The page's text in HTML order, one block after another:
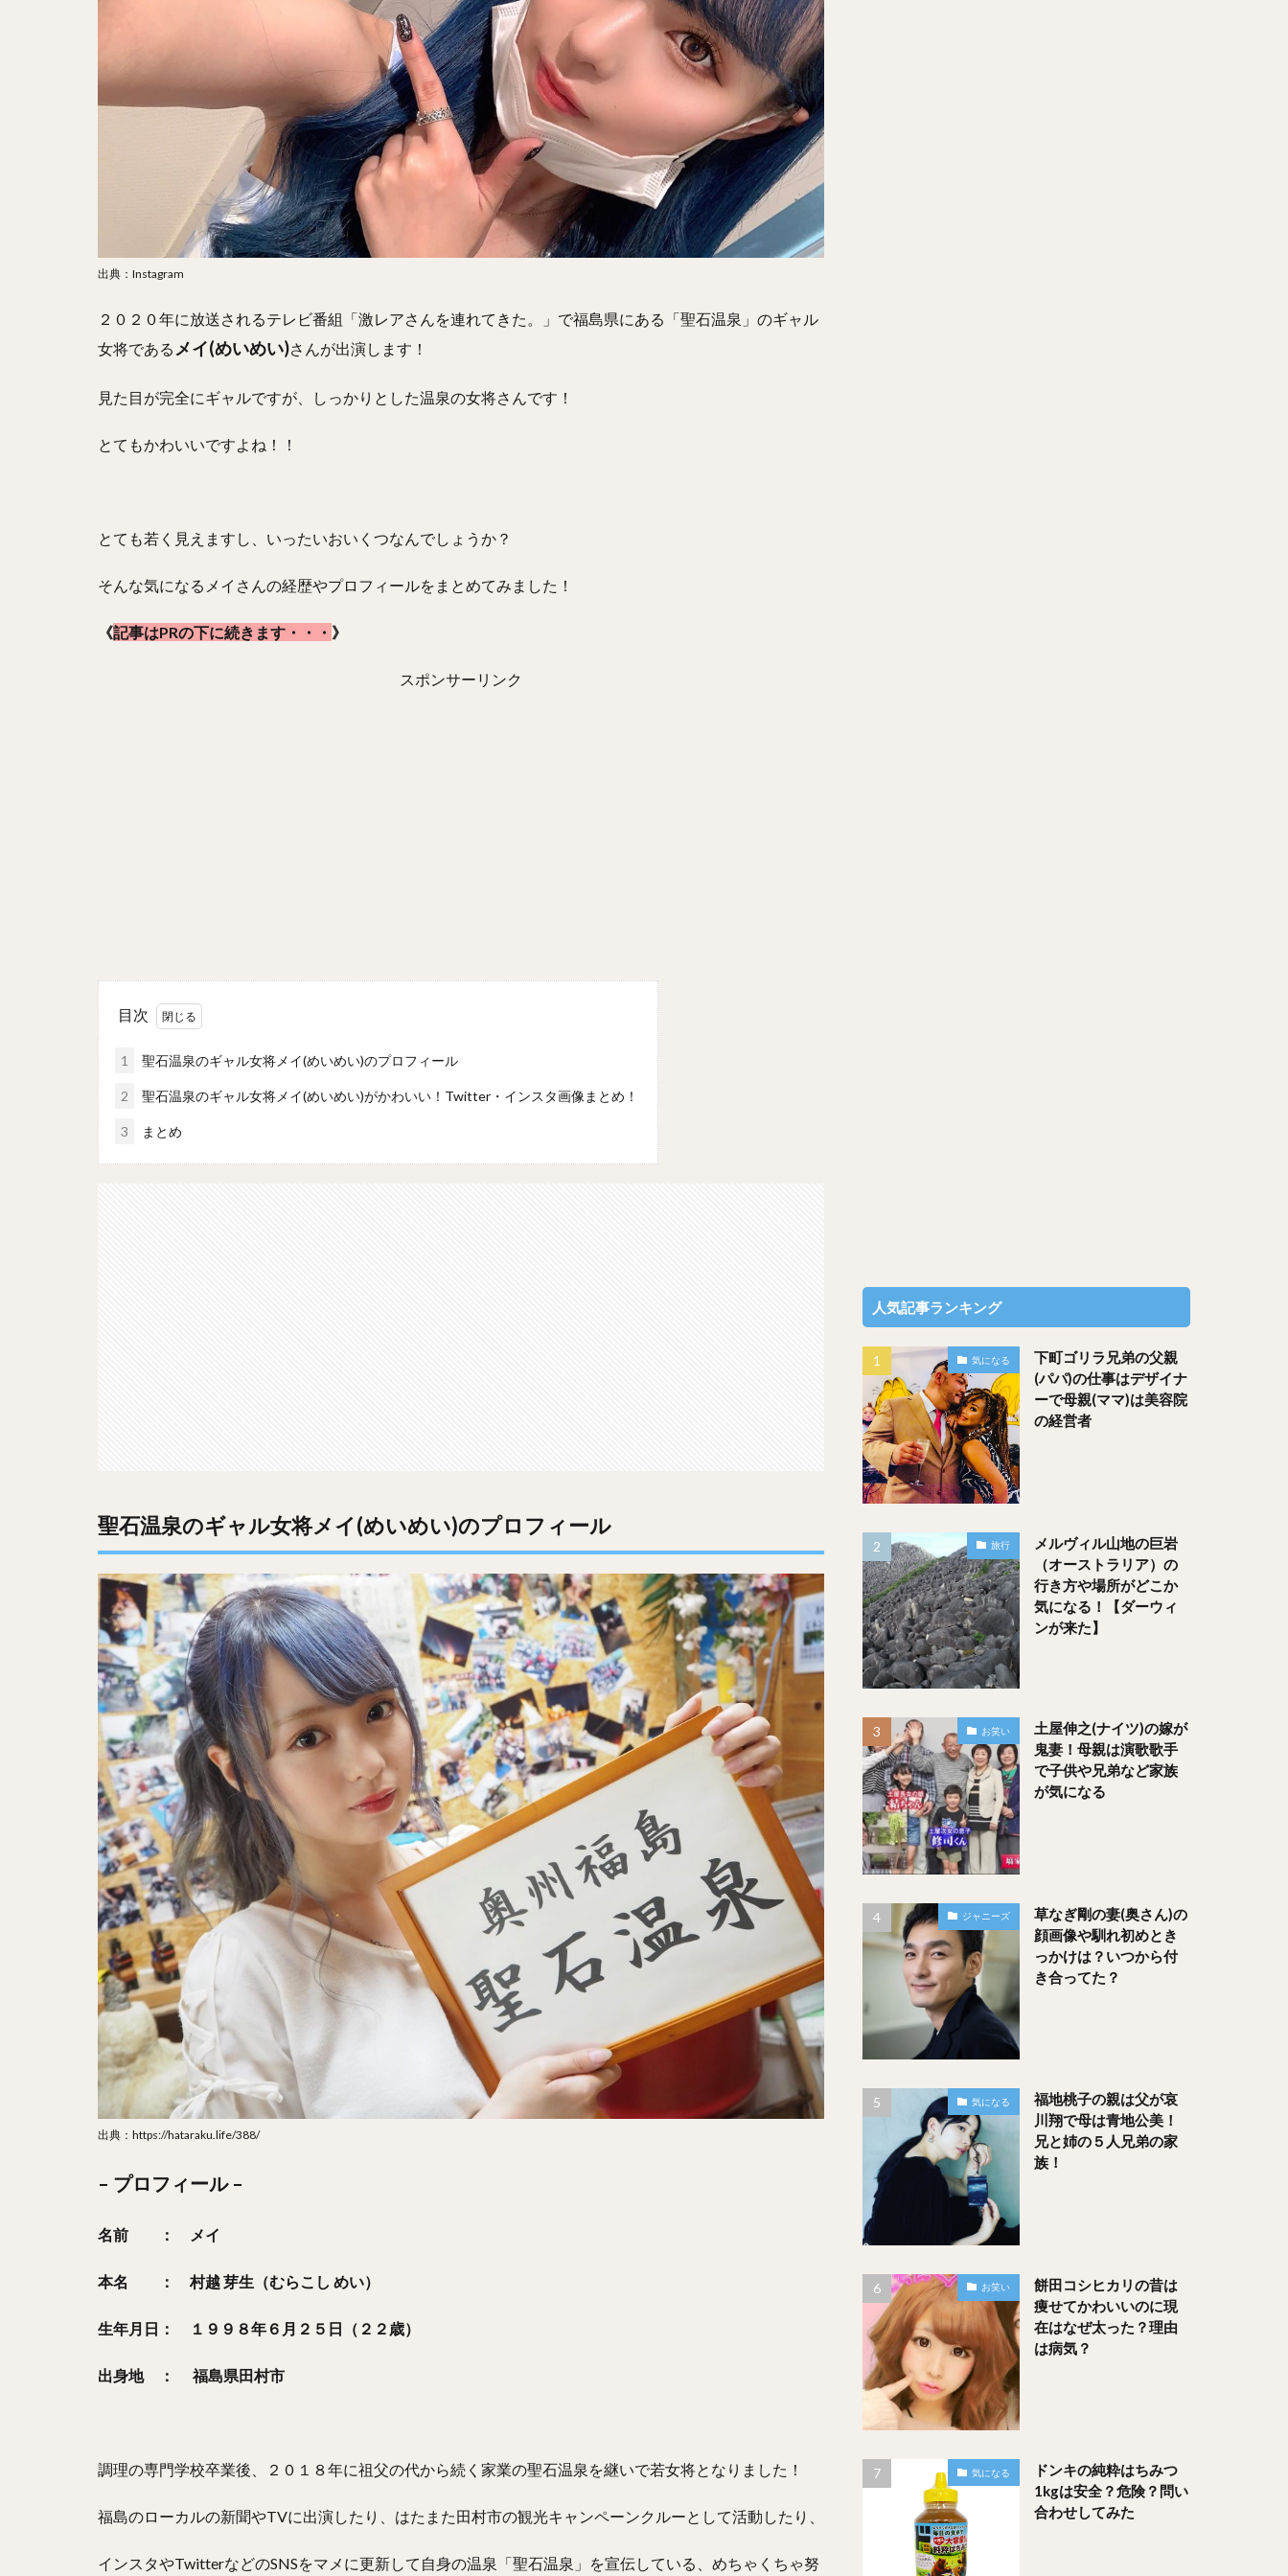
出典：Instagram
２０２０年に放送されるテレビ番組「激レアさんを連れてきた。」で福島県にある「聖石温泉」のギャル
女将であるメイ(めいめい)さんが出演します！
見た目が完全にギャルですが、しっかりとした温泉の女将さんです！
とてもかわいいですよね！！
とても若く見えますし、いったいおいくつなんでしょうか？
そんな気になるメイさんの経歴やプロフィールをまとめてみました！
《記事はPRの下に続きます・・・ 》
スポンサーリンク
目次
1 聖石温泉のギャル女将メイ(めいめい)のプロフィール
2 聖石温泉のギャル女将メイ(めいめい)がかわいい！Twitter・インスタ画像まとめ！
3 まとめ
聖石温泉のギャル女将メイ(めいめい)のプロフィール
出典：https://hataraku.life/388/
– プロフィール –
名前 ： メイ
本名 ： 村越 芽生（むらこし めい）
生年月日： １９９８年６月２５日（２２歳）
出身地 ： 福島県田村市
調理の専門学校卒業後、２０１８年に祖父の代から続く家業の聖石温泉を継いで若女将となりました！
福島のローカルの新聞やTVに出演したり、はたまた田村市の観光キャンペーンクルーとして活動したり、
インスタやTwitterなどのSNSをマメに更新して自身の温泉「聖石温泉」を宣伝している、めちゃくちゃ努
人気記事ランキング
気になる
下町ゴリラ兄弟の父親
(パパ)の仕事はデザイナ
ーで母親(ママ)は美容院
の経営者
旅行
メルヴィル山地の巨岩
（オーストラリア）の
行き方や場所がどこか
気になる！【ダーウィ
ンが来た】
お笑い
土屋伸之(ナイツ)の嫁が
鬼妻！母親は演歌歌手
で子供や兄弟など家族
が気になる
ジャニーズ
草なぎ剛の妻(奥さん)の
顔画像や馴れ初めとき
っかけは？いつから付
き合ってた？
気になる
福地桃子の親は父が哀
川翔で母は青地公美！
兄と姉の５人兄弟の家
族！
お笑い
餅田コシヒカリの昔は
痩せてかわいいのに現
在はなぜ太った？理由
は病気？
気になる
ドンキの純粋はちみつ
1kgは安全？危険？問い
合わせしてみた